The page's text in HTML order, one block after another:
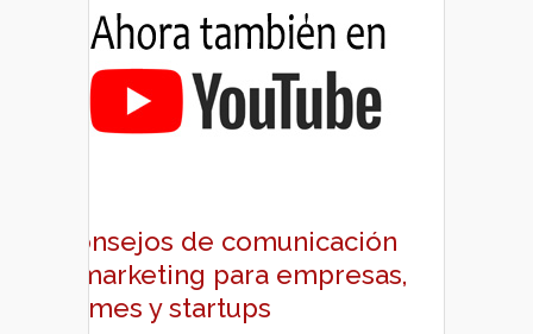
Consejos de comunicación
y marketing para empresas,
pymes y startups